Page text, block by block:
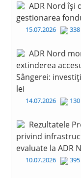
ADR Nord își
gestionarea
15.07.2026 338
ADR Nord
extinderea
Sângerei:
lei
14.07.2026 130
Rezultatele
privind
evaluate la ADR
10.07.2026 395